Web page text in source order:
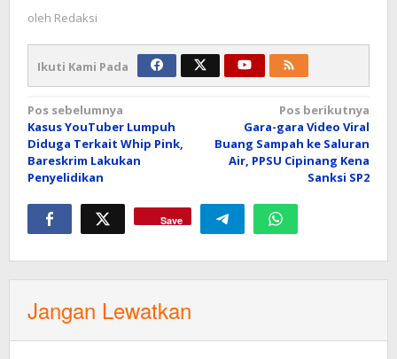
oleh Redaksi
Ikuti Kami Pada
Navigasi
pos
Pos sebelumnya
Kasus YouTuber Lumpuh
Diduga Terkait Whip Pink,
Bareskrim Lakukan
Penyelidikan
Pos berikutnya
Gara-gara Video Viral
Buang Sampah ke Saluran
Air, PPSU Cipinang Kena
Sanksi SP2
Save
Jangan Lewatkan